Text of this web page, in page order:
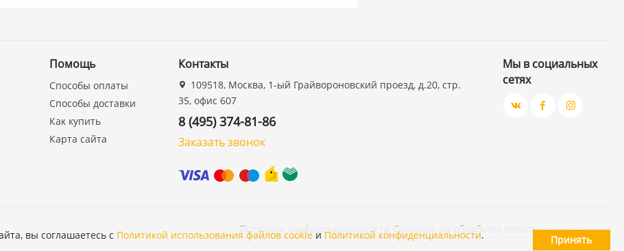
Помощь
Способы оплаты
Способы доставки
Как купить
Карта сайта
Контакты
109518, Москва, 1-ый Грайвороновский проезд, д.20, стр.
35, офис 607
8 (495) 374-81-86
Заказать звонок
Мы в социальных
сетях
Политика конфиденциальности Согласие на обработку персональных данных
вы соглашаетесь с Политикой использования файлов cookie и Политикой конфиденциальности. Принять